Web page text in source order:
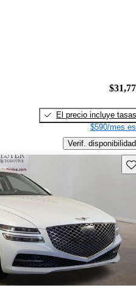
El precio incluye tasas
$590/mes
Verif. disponibilidad